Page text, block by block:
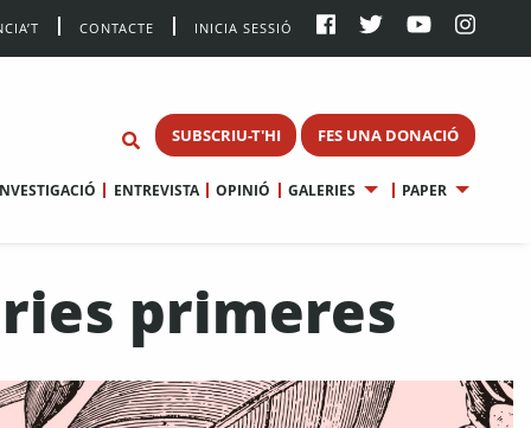
CONTACTE INICIA SESSIÓ
SUBSCRIU-T'HI FES UNA DONACIÓ
ENTREVISTA OPINIÓ GALERIES PAPER
primeres